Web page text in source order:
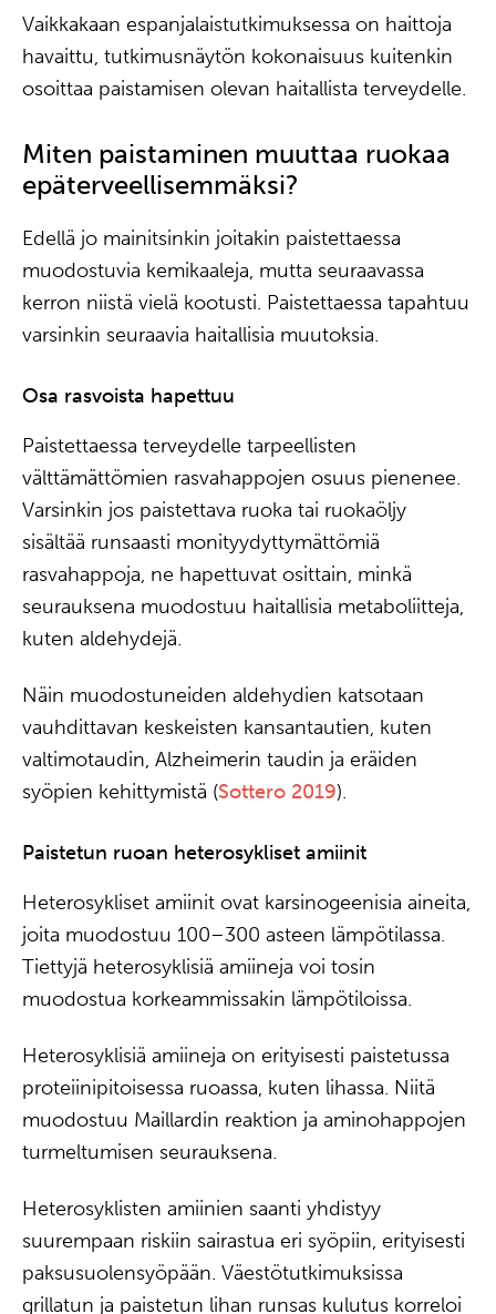
Vaikkakaan espanjalaistutkimuksessa on haittoja
havaittu, tutkimusnäytön kokonaisuus kuitenkin
osoittaa paistamisen olevan haitallista terveydelle.
Miten paistaminen muuttaa ruokaa
epäterveellisemmäksi?
Edellä jo mainitsinkin joitakin paistettaessa
muodostuvia kemikaaleja, mutta seuraavassa
kerron niistä vielä kootusti. Paistettaessa tapahtuu
varsinkin seuraavia haitallisia muutoksia.
Osa rasvoista hapettuu
Paistettaessa terveydelle tarpeellisten
välttämättömien rasvahappojen osuus pienenee.
Varsinkin jos paistettava ruoka tai ruokaöljy
sisältää runsaasti monityydyttymättömiä
rasvahappoja, ne hapettuvat osittain, minkä
seurauksena muodostuu haitallisia metaboliitteja,
kuten aldehydejä.
Näin muodostuneiden aldehydien katsotaan
vauhdittavan keskeisten kansantautien, kuten
valtimotaudin, Alzheimerin taudin ja eräiden
syöpien kehittymistä (Sottero 2019).
Paistetun ruoan heterosykliset amiinit
Heterosykliset amiinit ovat karsinogeenisia aineita,
joita muodostuu 100–300 asteen lämpötilassa.
Tiettyjä heterosyklisiä amiineja voi tosin
muodostua korkeammissakin lämpötiloissa.
Heterosyklisiä amiineja on erityisesti paistetussa
proteiinipitoisessa ruoassa, kuten lihassa. Niitä
muodostuu Maillardin reaktion ja aminohappojen
turmeltumisen seurauksena.
Heterosyklisten amiinien saanti yhdistyy
suurempaan riskiin sairastua eri syöpiin, erityisesti
paksusuolensyöpään. Väestötutkimuksissa
grillatun ja paistetun lihan runsas kulutus korreloi